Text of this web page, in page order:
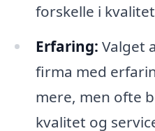
forskelle i
Erfaring: Valget
firma med
mere, men ofte
kvalitet og